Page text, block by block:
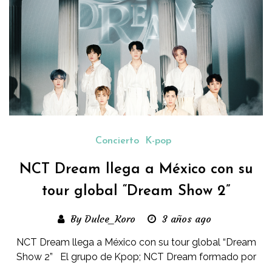
Concierto K-pop
NCT Dream llega a México con su
tour global “Dream Show 2”
By Dulce_Koro 3 años ago
NCT Dream llega a México con su tour global “Dream
Show 2” El grupo de Kpop; NCT Dream formado por